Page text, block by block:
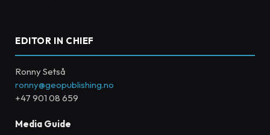
EDITOR IN CHIEF
Ronny Setså
ronny@geopublishing.no
+47 901 08 659
Media Guide